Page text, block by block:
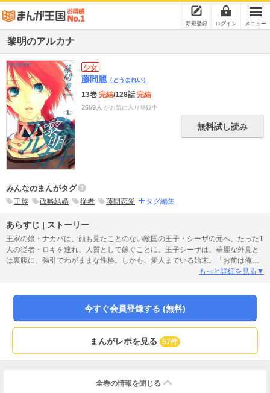
新規登録 ログイン メニュー
黎明のアルカナ
少女
藤間麗 （とうまれい）
13巻 完結/128話完結
2659人 がお気に入り登録中
無料試し読み
みんなのまんがタグ
王族 政略結婚 従者 藤間恋愛 タグ編集
あらすじ | ストーリー
王家の娘・ナカバは、顔も見たことのない敵国の王子・シーザの元へ、たった1
人の従者・ロキを連れ、人質として嫁ぐことに。王子シーザは、華麗な外見と
は裏腹に、強引でわがままな性格。しかも、愛人までいる始末。「お前は俺
（おれ）の所有物だ」形だけの婚姻となるはずが、ナカバの「ある力」のせい
もっと詳細を見る▼
今すぐ会員登録する (無料)
まんがレポを見る 57件
全巻の情報を 閉じる